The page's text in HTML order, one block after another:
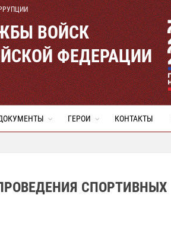
ВОЙСК
ФЕДЕРАЦИИ
ГЕРОИ КОНТАКТЫ
СПОРТИВНЫХ